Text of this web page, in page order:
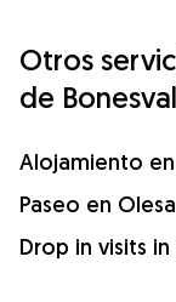
Otros
de
Alojamiento
Paseo en
Drop in visits